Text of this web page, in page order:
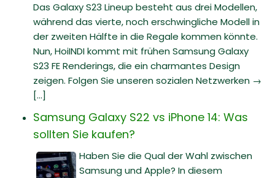
Das Galaxy S23 Lineup besteht aus drei Modellen,
während das vierte, noch erschwingliche Modell in
der zweiten Hälfte in die Regale kommen könnte.
Nun, HoiINDI kommt mit frühen Samsung Galaxy
S23 FE Renderings, die ein charmantes Design
zeigen. Folgen Sie unseren sozialen Netzwerken →
[...]
Samsung Galaxy S22 vs iPhone 14: Was
sollten Sie kaufen?
Haben Sie die Qual der Wahl zwischen
Samsung und Apple? In diesem